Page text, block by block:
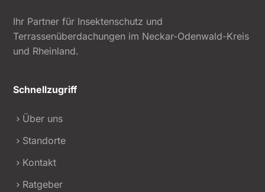
Ihr Partner für Insektenschutz und
Terrassenüberdachungen im Neckar-Odenwald-Kreis
und Rheinland.
Schnellzugriff
Über uns
Standorte
Kontakt
Ratgeber